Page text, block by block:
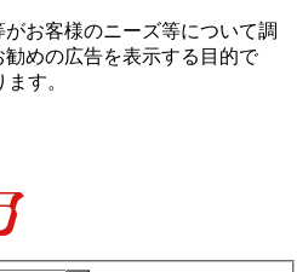
お客様のニーズ等について調
めの広告を表⽰する⽬的で
す。